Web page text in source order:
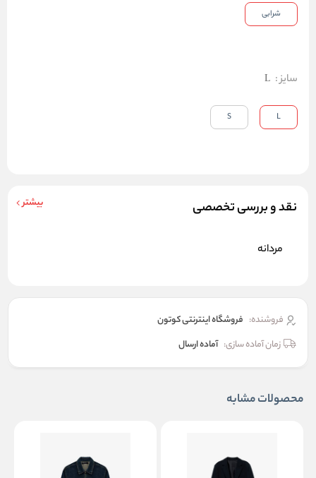
نقد و بررسی تخصصی بیشتر
مردانه
فروشنده: فروشگاه اینترنتی کوتون
زمان آماده سازی: آماده ارسال
شرابی
سایز:
L
L
S
محصولات مشابه